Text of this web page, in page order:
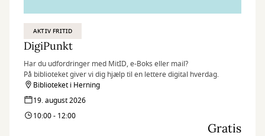
AKTIV FRITID
DigiPunkt
Har du udfordringer med MitID, e-Boks eller mail?
På biblioteket giver vi dig hjælp til en lettere digital hverdag.
Biblioteket i Herning
19. august 2026
10:00 - 12:00
Gratis